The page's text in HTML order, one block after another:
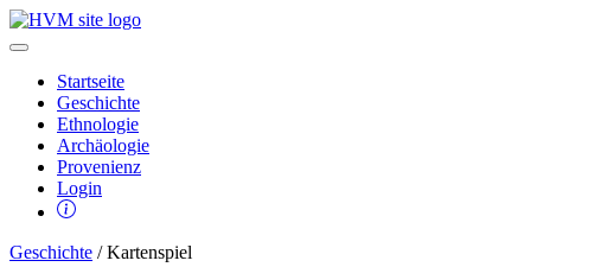
Startseite
Geschichte
Ethnologie
Archäologie
Provenienz
Login
Geschichte / Kartenspiel